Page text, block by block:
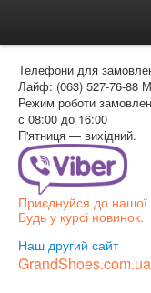
Доставка и оплата
Как заказать
Контакти
Таблиця розмірів
Вхід для покупця
Телефони для
Лайф: (063) 527-76-88
Режим роботи
с 08:00 до 16:00
П'ятниця — вихідний.
Приєднуйся до нашої
Будь у курсі новинок.
Наш другий сайт
GrandShoes.com.ua